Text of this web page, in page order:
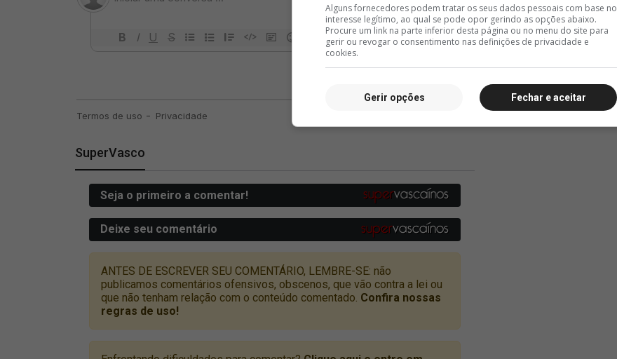
SuperVasco
Alguns fornecedores podem tratar os seus dados pessoais com base no
interesse legítimo, ao qual se pode opor gerindo as opções abaixo.
Procure um link na parte inferior desta página ou no menu do site para
gerir ou revogar o consentimento nas definições de privacidade e
cookies.
Fechar e aceitar
Gerir opções